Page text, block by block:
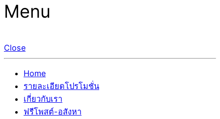
Menu
Close
Home
รายละเอียดโปรโมชั่น
เกี่ยวกับเรา
ฟรีโพสต์-อสังหา